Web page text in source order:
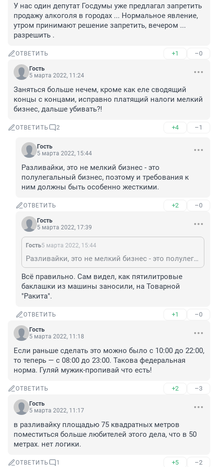
У нас один депутат Госдумы уже предлагал запретить
продажу алкоголя в городах ... Нормальное явление,
утром принимают решение запретить, вечером ...
разрешить .
ОТВЕТИТЬ +1 –0
Гость
5 марта 2022, 11:24
Заняться больше нечем, кроме как еле сводящий
концы с концами, исправно платящий налоги мелкий
бизнес, дальше убивать?!
ОТВЕТИТЬ 2 +4 –1
Гость
5 марта 2022, 15:44
Разливайки, это не мелкий бизнес - это
полулегальный бизнес, поэтому и требования к
ним должны быть особенно жесткими.
ОТВЕТИТЬ +2 –0
Гость
5 марта 2022, 17:39
Гость5 марта 2022, 15:44
Разливайки, это не мелкий бизнес - это полулегальный бизнес, поэтому и требования к ним должны быть особенно жесткими.
Всё правильно. Сам видел, как пятилитровые
баклашки из машины заносили, на Товарной
"Ракита".
ОТВЕТИТЬ +1 –0
Гость
5 марта 2022, 11:18
Если раньше сделать это можно было с 10:00 до 22:00,
то теперь — с 08:00 до 23:00. Такова федеральная
норма. Гуляй мужик-пропивай что есть!
ОТВЕТИТЬ +2 –3
Гость
5 марта 2022, 11:17
в разливайку площадью 75 квадратных метров
поместиться больше любителей этого дела, что в 50
метрах. нет логики.
ОТВЕТИТЬ 1 +5 –2